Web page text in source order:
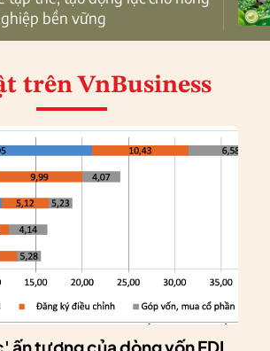
bền vững
trên VnBusiness
ấn tượng của dòng vốn FDI